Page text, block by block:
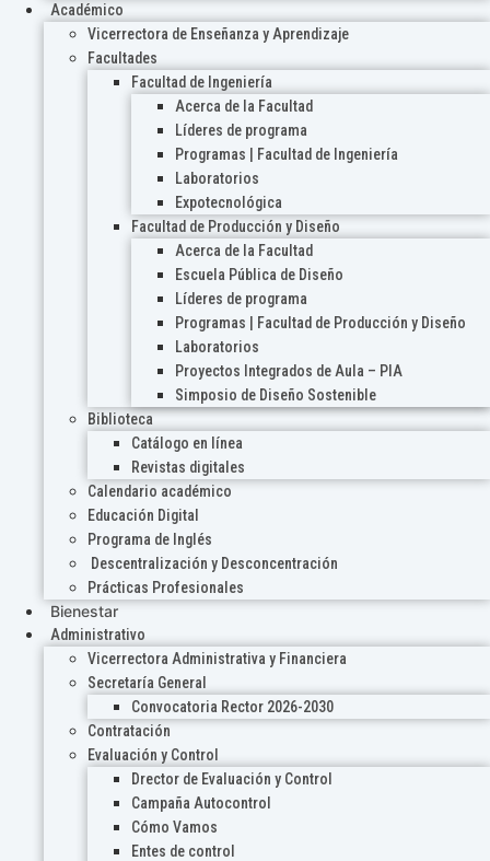
Académico
Vicerrectora de Enseñanza y Aprendizaje
Facultades
Facultad de Ingeniería
Acerca de la Facultad
Líderes de programa
Programas | Facultad de Ingeniería
Laboratorios
Expotecnológica
Facultad de Producción y Diseño
Acerca de la Facultad
Escuela Pública de Diseño
Líderes de programa
Programas | Facultad de Producción y Diseño
Laboratorios
Proyectos Integrados de Aula – PIA
Simposio de Diseño Sostenible
Biblioteca
Catálogo en línea
Revistas digitales
Calendario académico
Educación Digital
Programa de Inglés
Descentralización y Desconcentración
Prácticas Profesionales
Bienestar
Administrativo
Vicerrectora Administrativa y Financiera
Secretaría General
Convocatoria Rector 2026-2030
Contratación
Evaluación y Control
Drector de Evaluación y Control
Campaña Autocontrol
Cómo Vamos
Entes de control